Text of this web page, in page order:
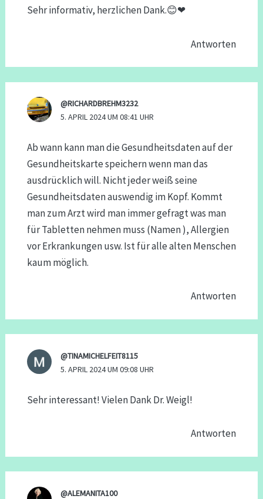
Sehr informativ, herzlichen Dank.😊❤
Antworten
@RICHARDBREHM3232
5. APRIL 2024 UM 08:41 UHR
Ab wann kann man die Gesundheitsdaten auf der
Gesundheitskarte speichern wenn man das
ausdrücklich will. Nicht jeder weiß seine
Gesundheitsdaten auswendig im Kopf. Kommt
man zum Arzt wird man immer gefragt was man
für Tabletten nehmen muss (Namen ), Allergien
vor Erkrankungen usw. Ist für alle alten Menschen
kaum möglich.
Antworten
@TINAMICHELFEIT8115
5. APRIL 2024 UM 09:08 UHR
Sehr interessant! Vielen Dank Dr. Weigl!
Antworten
@ALEMANITA100